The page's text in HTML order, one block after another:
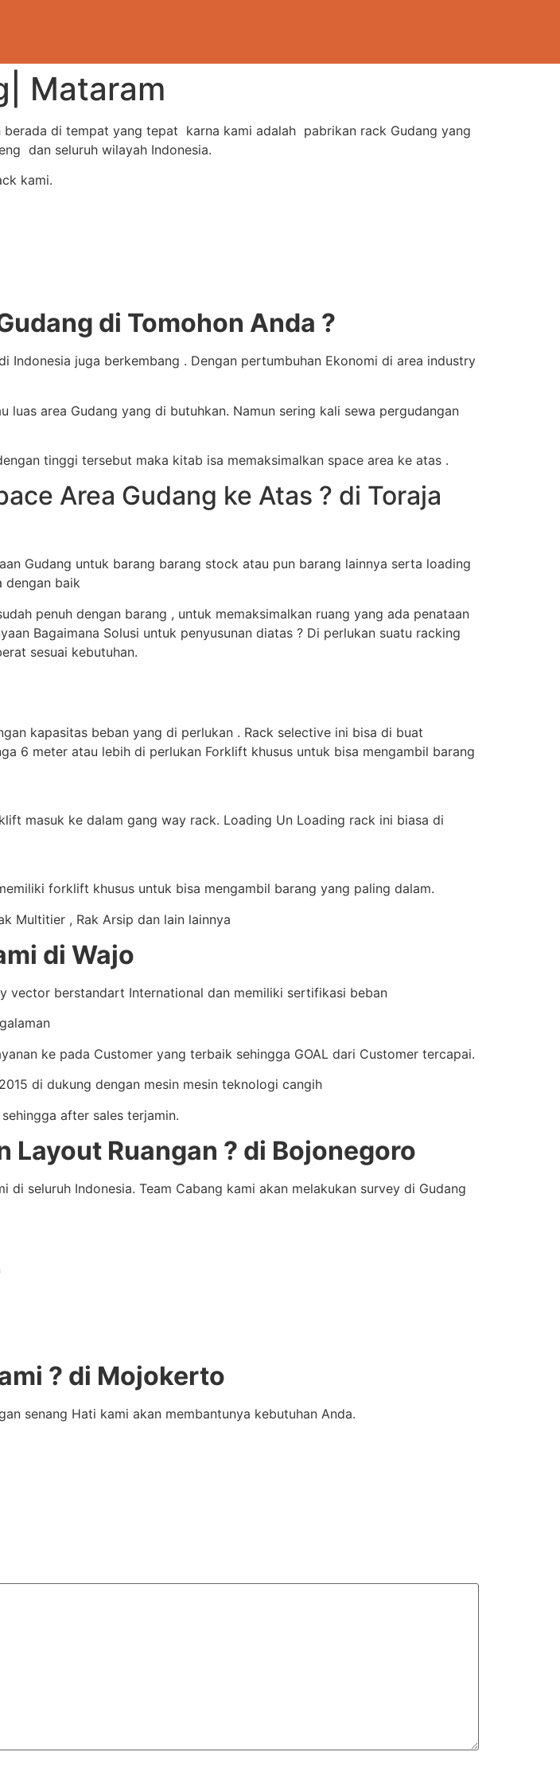
Mataram
berada di tempat yang tepat karna kami adalah pabrikan rack Gudang yang
dan seluruh wilayah Indonesia.
kami.
di Tomohon Anda ?
juga berkembang . Dengan pertumbuhan Ekonomi di area industry
area Gudang yang di butuhkan. Namun sering kali sewa pergudangan
tinggi tersebut maka kitab isa memaksimalkan space area ke atas .
Area Gudang ke Atas ? di Toraja
Gudang untuk barang barang stock atau pun barang lainnya serta loading
dengan baik
penuh dengan barang , untuk memaksimalkan ruang yang ada penataan
Bagaimana Solusi untuk penyusunan diatas ? Di perlukan suatu racking
sesuai kebutuhan.
kapasitas beban yang di perlukan . Rack selective ini bisa di buat
6 meter atau lebih di perlukan Forklift khusus untuk bisa mengambil barang
masuk ke dalam gang way rack. Loading Un Loading rack ini biasa di
forklift khusus untuk bisa mengambil barang yang paling dalam.
Multitier , Rak Arsip dan lain lainnya
di Wajo
vector berstandart International dan memiliki sertifikasi beban
ke pada Customer yang terbaik sehingga GOAL dari Customer tercapai.
di dukung dengan mesin mesin teknologi cangih
after sales terjamin.
Ruangan ? di Bojonegoro
seluruh Indonesia. Team Cabang kami akan melakukan survey di Gudang
? di Mojokerto
senang Hati kami akan membantunya kebutuhan Anda.